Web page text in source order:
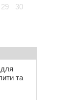
29
30
та